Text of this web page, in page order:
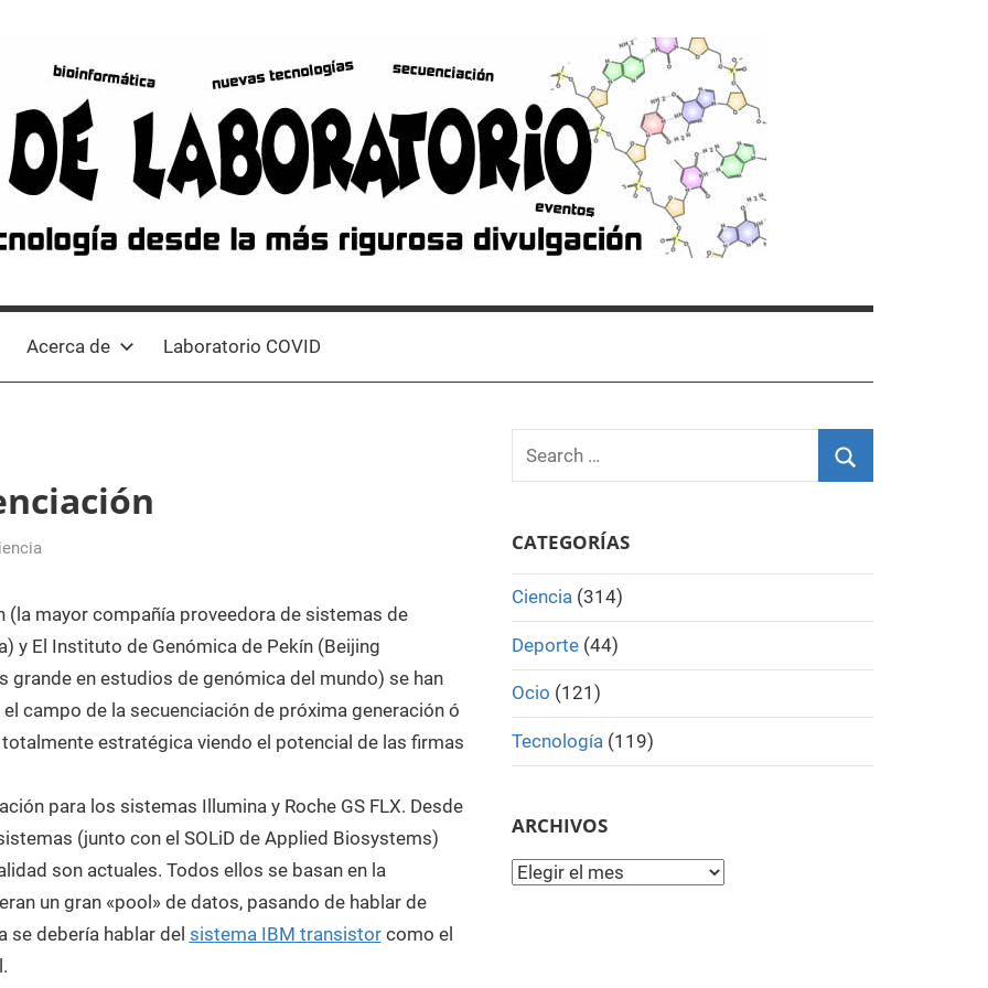
Acerca de Laboratorio COVID
(la mayor compañía proveedora de sistemas de
y El Instituto de Genómica de Pekín (Beijing
grande en estudios de genómica del mundo) se han
campo de la secuenciación de próxima generación ó
estratégica viendo el potencial de las firmas
para los sistemas Illumina y Roche GS FLX. Desde
(junto con el SOLiD de Applied Biosystems)
son actuales. Todos ellos se basan en la
un gran «pool» de datos, pasando de hablar de
se debería hablar del sistema IBM transistorcomo el
Search
for:
CATEGORÍAS
Ciencia(314)
Deporte(44)
Ocio (121)
Tecnología(119)
ARCHIVOS
Archivos